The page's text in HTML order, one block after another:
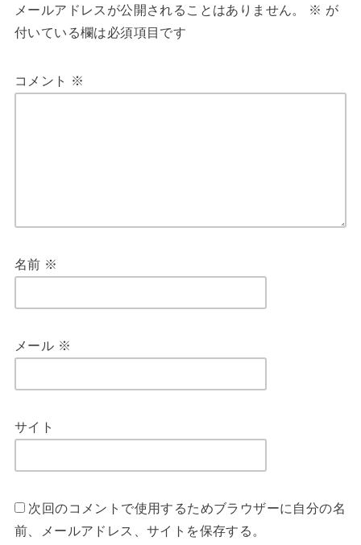
メールアドレスが公開されることはありません。 ※ が
付いている欄は必須項目です
コメント ※
名前 ※
メール ※
サイト
次回のコメントで使用するためブラウザーに自分の名
前、メールアドレス、サイトを保存する。